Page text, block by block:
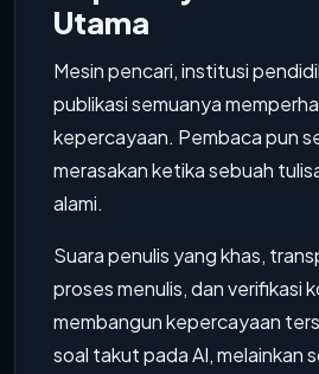
Utama
Mesin pencari, institusi
publikasi semuanya
kepercayaan. Pembaca pun
merasakan ketika sebuah
alami.
Suara penulis yang khas,
proses menulis, dan verifikasi
membangun kepercayaan
soal takut pada AI, melainkan